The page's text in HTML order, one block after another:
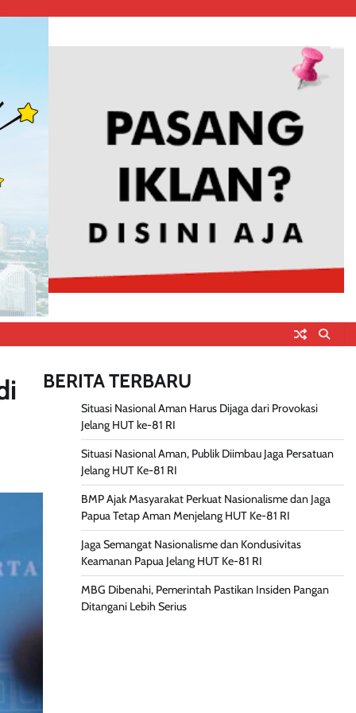
BERITA TERBARU
Situasi Nasional Aman Harus Dijaga dari Provokasi
Jelang HUT ke-81 RI
Situasi Nasional Aman, Publik Diimbau Jaga Persatuan
Jelang HUT Ke-81 RI
BMP Ajak Masyarakat Perkuat Nasionalisme dan Jaga
Papua Tetap Aman Menjelang HUT Ke-81 RI
Jaga Semangat Nasionalisme dan Kondusivitas
Keamanan Papua Jelang HUT Ke-81 RI
MBG Dibenahi, Pemerintah Pastikan Insiden Pangan
Ditangani Lebih Serius